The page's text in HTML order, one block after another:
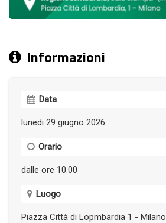
Informazioni
Data
lunedi 29 giugno 2026
Orario
dalle ore 10.00
Luogo
Piazza Città di Lopmbardia 1 - Milano